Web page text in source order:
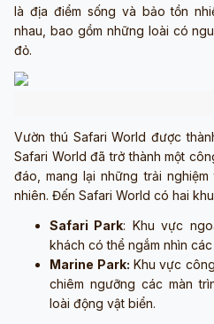
là địa điểm sống và bảo tồn
nhau, bao gồm những loài có
đỏ.
Vườn thú Safari World được
Safari World đã trở thành một
đáo, mang lại những trải
nhiên. Đến Safari World có hai
Safari Park: Khu vực
khách có thể ngắm nhìn
Marine Park: Khu vực
chiêm ngưỡng các màn
loài động vật biển.